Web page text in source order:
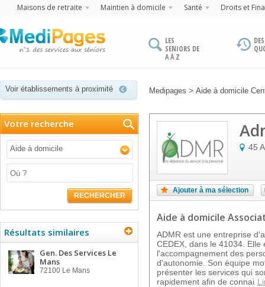
Maisons de retraite Maintien à domicile Santé Droits et
LES
SENIORS DE
A À Z
Voir établissements à proximité Medipages > Aide à domicile
Votre recherche
Aide à domicile
RECHERCHER
Résultats similaires
Gen. Des Services Le
Mans
72100 Le Mans
45
Ajouter à ma sélection
Aide à domicile
ADMR est une entreprise
CEDEX, dans le 41034.
l'accompagnement des
d'autonomie. Son équipe
présenter les services qui
rapidement afin de connai